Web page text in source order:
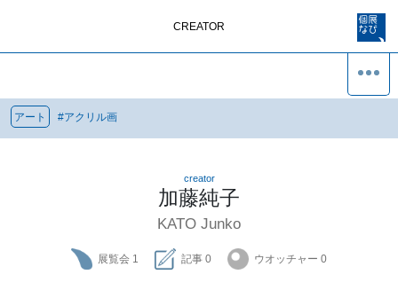
CREATOR
アート #アクリル画
creator
加藤純子
KATO Junko
展覧会 1 記事 0 ウオッチャー 0